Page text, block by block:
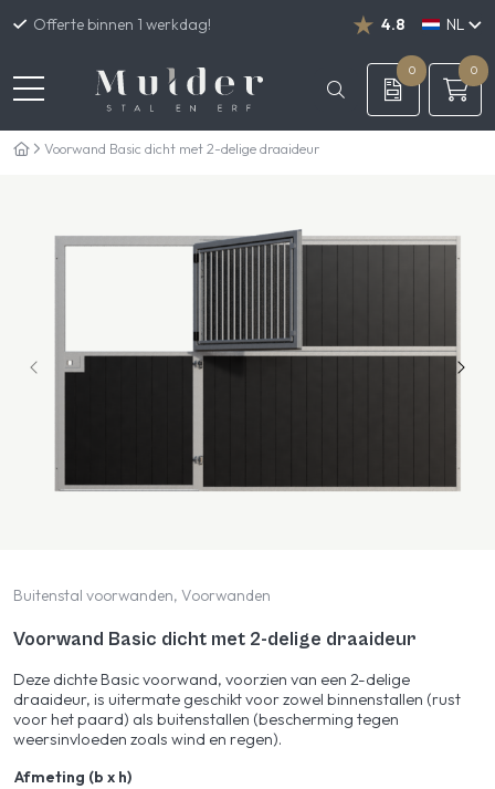
Offerte binnen 1 werkdag! 4.8
NL
EN
0 0
Voorwand Basic dicht met 2-delige draaideur
Buitenstal voorwanden, Voorwanden
Voorwand Basic dicht met 2-delige draaideur
Deze dichte Basic voorwand, voorzien van een 2-delige
draaideur, is uitermate geschikt voor zowel binnenstallen (rust
voor het paard) als buitenstallen (bescherming tegen
weersinvloeden zoals wind en regen).
Afmeting (b x h)